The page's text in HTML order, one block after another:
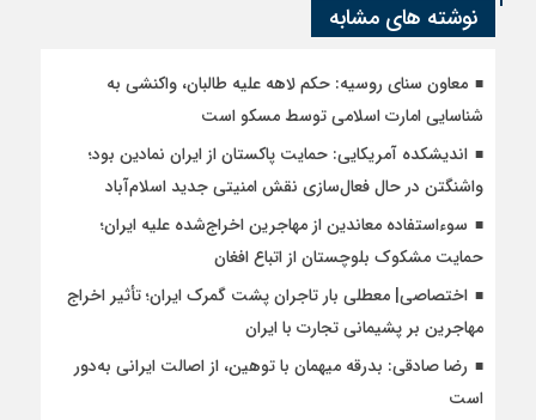
نوشته های مشابه
معاون سنای روسیه: حکم لاهه علیه طالبان، واکنشی به
شناسایی امارت اسلامی توسط مسکو است
اندیشکده آمریکایی: حمایت پاکستان از ایران نمادین بود؛
واشنگتن در حال فعال‌سازی نقش امنیتی جدید اسلام‌آباد
سوءاستفاده معاندین از مهاجرین اخراج‌شده علیه ایران؛
حمایت مشکوک بلوچستان از اتباع افغان
اختصاصی| معطلی بار تاجران پشت گمرک ایران؛ تأثیر اخراج
مهاجرین بر پشیمانی تجارت با ایران
رضا صادقی: بدرقه میهمان با توهین، از اصالت ایرانی به‌دور
است